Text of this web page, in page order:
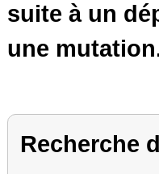
suite à un
une
Recherche